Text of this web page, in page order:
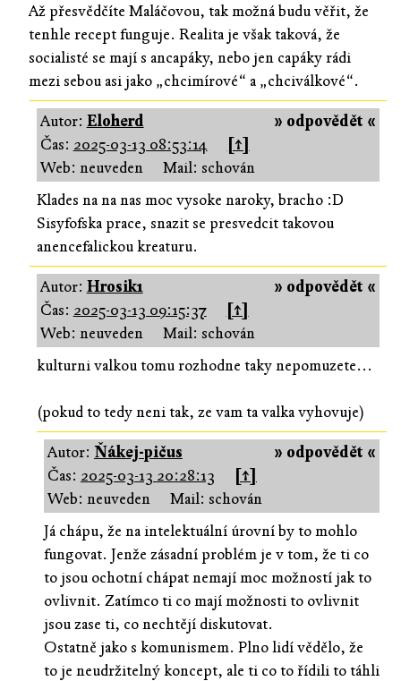
Až přesvědčíte Maláčovou, tak možná budu věřit, že
tenhle recept funguje. Realita je však taková, že
socialisté se mají s ancapáky, nebo jen capáky rádi
mezi sebou asi jako „chcimírové“ a „chciválkové“.
» odpovědět «
Autor: Eloherd
Čas: 2025-03-13 08:53:14
[↑]
Web: neuveden
Mail: schován
Klades na na nas moc vysoke naroky, bracho :D
Sisyfofska prace, snazit se presvedcit takovou
anencefalickou kreaturu.
» odpovědět «
Autor: Hrosik1
Čas: 2025-03-13 09:15:37
[↑]
Web: neuveden
Mail: schován
kulturni valkou tomu rozhodne taky nepomuzete...
(pokud to tedy neni tak, ze vam ta valka vyhovuje)
» odpovědět «
Autor: Ňákej-pičus
Čas: 2025-03-13 20:28:13
[↑]
Web: neuveden
Mail: schován
Já chápu, že na intelektuální úrovní by to mohlo
fungovat. Jenže zásadní problém je v tom, že ti co
to jsou ochotní chápat nemají moc možností jak to
ovlivnit. Zatímco ti co mají možnosti to ovlivnit
jsou zase ti, co nechtějí diskutovat.
Ostatně jako s komunismem. Plno lidí vědělo, že
to je neudržitelný koncept, ale ti co to řídili to táhli